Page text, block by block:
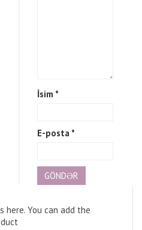
İsim *
E-posta *
here. You can add the